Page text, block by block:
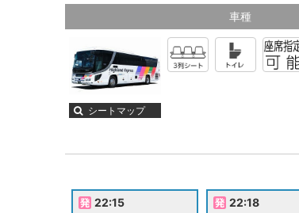
車種
シートマップ
22:15 22:18